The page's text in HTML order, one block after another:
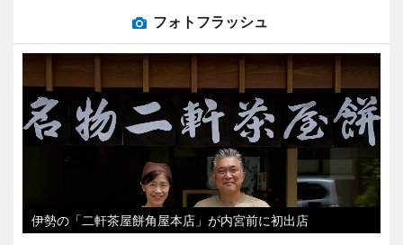
フォトフラッシュ
伊勢の「二軒茶屋餅角屋本店」が内宮前に初出店